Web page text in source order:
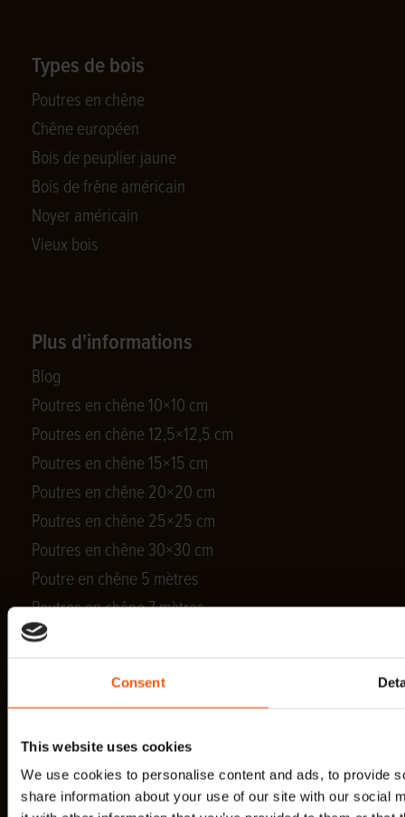
Consent
This website uses cookies
We use cookies to personalise content and ads, to provide
share information about your use of our site with our social
Types de bois
Poutres en chêne
Chêne européen
Bois de peuplier jaune
Bois de frêne américain
Noyer américain
Vieux bois
Plus d'informations
Blog
Poutres en chêne 10×10 cm
Poutres en chêne 12,5×12,5 cm
Poutres en chêne 15×15 cm
Poutres en chêne 20×20 cm
Poutres en chêne 25×25 cm
Poutres en chêne 30×30 cm
Poutre en chêne 5 mètres
Poutres en chêne 7 mètres